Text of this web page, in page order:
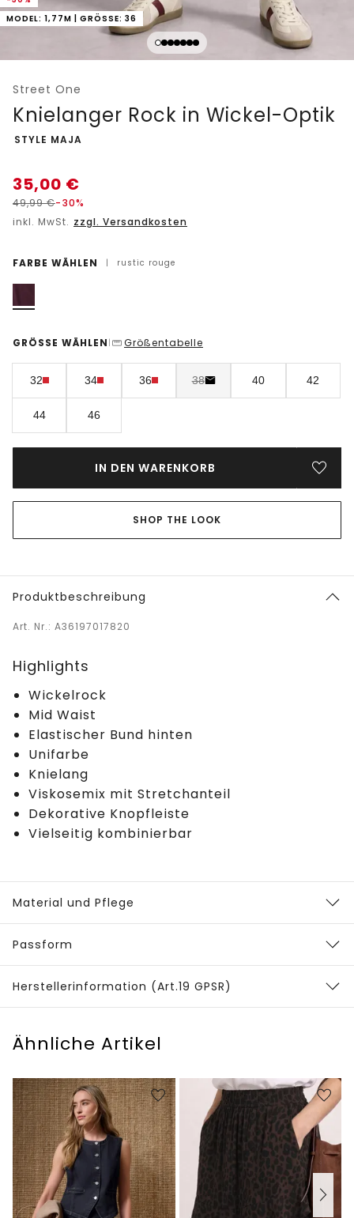
MODEL: 1,77M | GRÖSSE: 36
Street One
Knielanger Rock in Wickel-Optik
-
STYLE MAJA
35,00 €
49,99€-30%
inkl. MwSt. zzgl. Versandkosten
FARBE WÄHLEN | rustic rouge
GRÖSSE WÄHLEN | Größentabelle
32 34 36 38 40 42
44 46
IN DEN WARENKORB
SHOP THE LOOK
Produktbeschreibung
Art. Nr.: A36197017820
Highlights
Wickelrock
Mid Waist
Elastischer Bund hinten
Unifarbe
Knielang
Viskosemix mit Stretchanteil
Dekorative Knopfleiste
Vielseitig kombinierbar
Material und Pflege
Passform
Herstellerinformation (Art.19 GPSR)
Ähnliche Artikel